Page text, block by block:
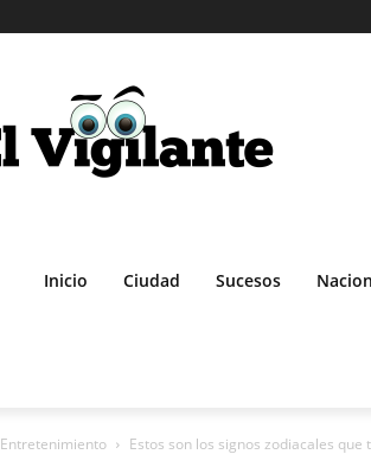
Inicio Ciudad Sucesos
Entretenimiento Estos son los signos zodiacales